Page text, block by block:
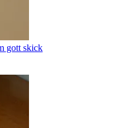
gott skick